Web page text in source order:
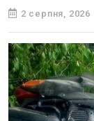
2 серпня, 2026